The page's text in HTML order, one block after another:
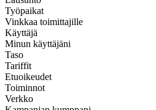
Työpaikat
Vinkkaa toimittajille
Käyttäjä
Minun käyttäjäni
Taso
Tariffit
Etuoikeudet
Toiminnot
Verkko